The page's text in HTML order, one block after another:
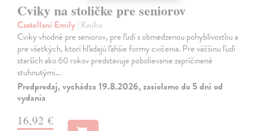
Cviky na stoličke pre seniorov
Castellani Emily| Kniha
Cviky vhodné pre seniorov, pre ľudí s obmedzenou pohyblivosťou a
pre všetkých, ktorí hľadajú ľahšie formy cvičenia. Pre väčšinu ľudí
starších ako 60 rokov predstavuje pobolievanie zapríčinené
stuhnutými…
Predpredaj, vychádza 19.8.2026, zasielame do 5 dní od
vydania
16,92 €